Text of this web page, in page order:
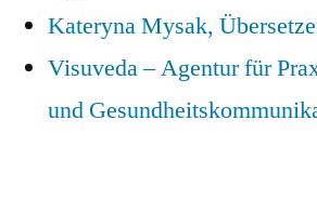
Kateryna Mysak,
Visuveda – Agentur für
und